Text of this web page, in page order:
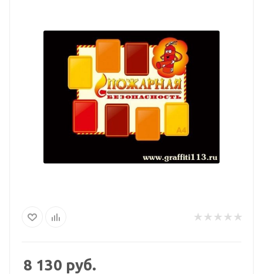
8 130 руб.